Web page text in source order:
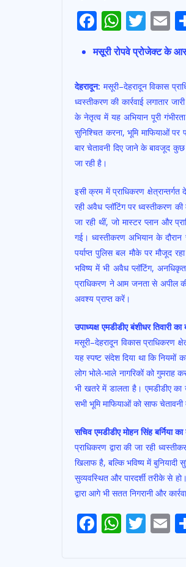
F
ac
e
b
o
o
k
W
h
at
s
A
p
p
T
w
itt
er
E
ai
l
मसूरी रोपवे प्रोजेक्ट के
देहरादून: मसूरी–देहरादून विकास
ध्वस्तीकरण की कार्रवाई लगातार
के नेतृत्व में यह अभियान पूरी
सुनिश्चित करना, भूमि माफियाओं पर
बार चेतावनी दिए जाने के बावजूद कुछ
जा रही है।
इसी क्रम में प्राधिकरण
रही अवैध प्लॉटिंग पर ध्वस्तीकरण
जा रही थीं, जो मास्टर प्लान और
गई। ध्वस्तीकरण अभियान के
पर्याप्त पुलिस बल मौके पर मौजूद
भविष्य में भी अवैध प्लॉटिंग, अनधिकृत
प्राधिकरण ने आम जनता से अपील
अवश्य प्राप्त करें।
उपाध्यक्ष एमडीडीए बंशीधर तिवारी का
मसूरी–देहरादून विकास प्राधिकरण
यह स्पष्ट संदेश दिया था कि
लोग भोले-भाले नागरिकों को
भी खतरे में डालता है। एमडीडीए का
सभी भूमि माफियाओं को साफ
सचिव एमडीडीए मोहन सिंह बर्निया
प्राधिकरण द्वारा की जा रही
खिलाफ है, बल्कि भविष्य में बुनियादी
सुव्यवस्थित और पारदर्शी तरीके से
द्वारा आगे भी सतत निगरानी और
Post
F W T E